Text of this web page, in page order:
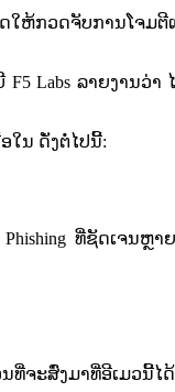
ຫ້​ກວດ​ຈັບ​ການ​ໂຈມ​ຕີ​
F5 Labs ລາຍ​ງານ​ວ່
ໃນ ດັ່ງຕໍ່ໄປນີ້:
ທີ່​ຊັດເຈນ​ຫຼາ
ທີ່​ຈະ​ສົ່ງ​ມາ​ທີ່​ອີ​ເມ​ວນີ້​ໄ